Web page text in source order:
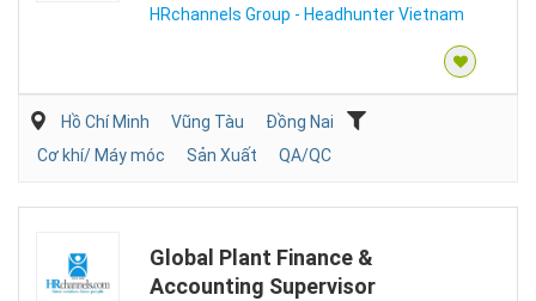
HRchannels Group - Headhunter Vietnam
Hồ Chí Minh Vũng Tàu
Đồng Nai
Cơ khí/ Máy móc
Sản Xuất QA/QC
Global Plant Finance &
Accounting Supervisor